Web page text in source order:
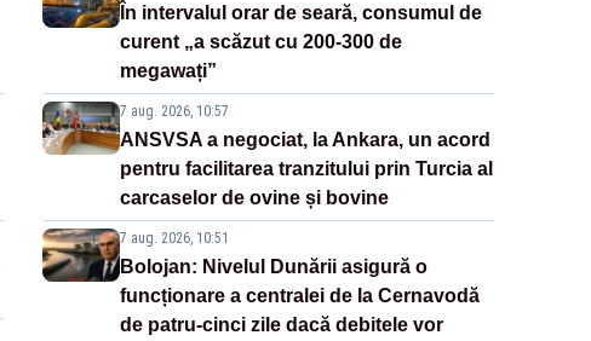
În intervalul orar de seară, consumul de
curent „a scăzut cu 200-300 de
megawați”
7 aug. 2026, 10:57
ANSVSA a negociat, la Ankara, un acord
pentru facilitarea tranzitului prin Turcia al
carcaselor de ovine și bovine
7 aug. 2026, 10:51
Bolojan: Nivelul Dunării asigură o
funcționare a centralei de la Cernavodă
de patru-cinci zile dacă debitele vor